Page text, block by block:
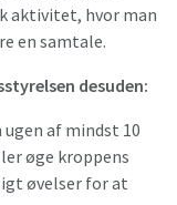
aktivitet, hvor man
en samtale.
desuden:
af mindst 10
øge kroppens
øvelser for at